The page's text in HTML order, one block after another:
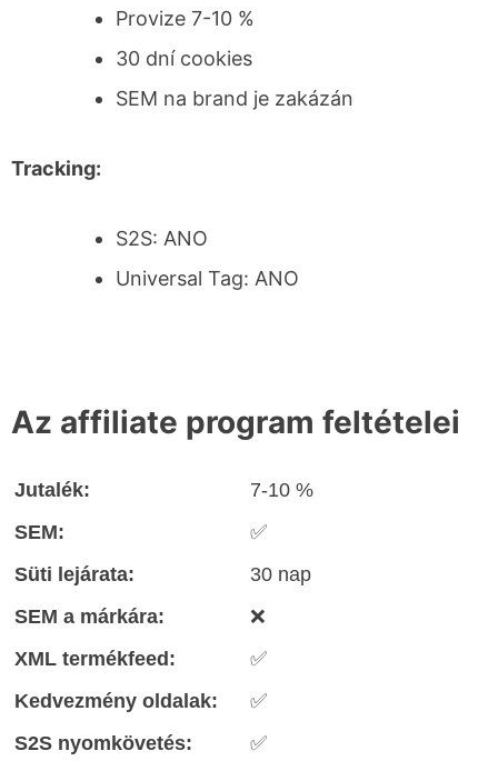
Provize 7-10 %
30 dní cookies
SEM na brand je zakázán
Tracking:
S2S: ANO
Universal Tag: ANO
Az affiliate program feltételei
Jutalék:
7-10 %
SEM:
✅
Süti lejárata:
30 nap
SEM a márkára:
❌
XML termékfeed:
✅
Kedvezmény oldalak:
✅
S2S nyomkövetés:
✅